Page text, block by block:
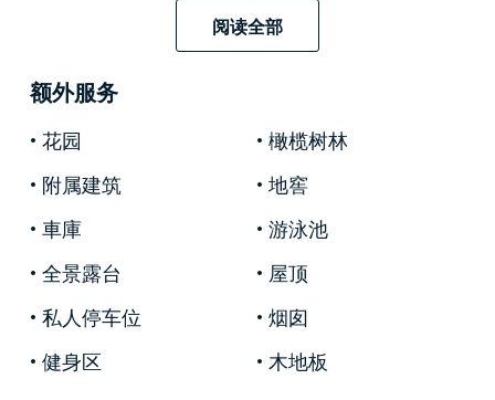
新藝術風格城堡式
，其最引人注目的是氣勢恢宏的主層。一
條雄偉的外部樓梯通往寬敞的接待區，這是一個
流暢通透的開放式空間，囊括了起居室、餐廳、
玻璃陽台和閱讀區。寬敞的廚房設有吧台區，與
露臺直接相連，是戶外用餐的理想場所。廚房與
休閒空間——遊戲室、健身區和圖書館——相得
益彰，最終匯聚於
裝飾藝術風格的影音室，
人放映和歡聚之夜的完美之選。
樓上全部為睡眠區，設有
兩間寬敞的主臥套房，
每間都配備雙人臥室、私人起居室、衣帽間和獨
阅读全部
额外服务
花园
橄榄树林
附属建筑
地窖
車庫
游泳池
全景露台
屋顶
私人停车位
烟囱
健身区
木地板